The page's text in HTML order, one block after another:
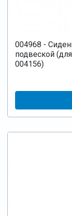
004968 -
подвеской
004156)